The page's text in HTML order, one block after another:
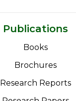
Publications
Books
Brochures
Research Reports